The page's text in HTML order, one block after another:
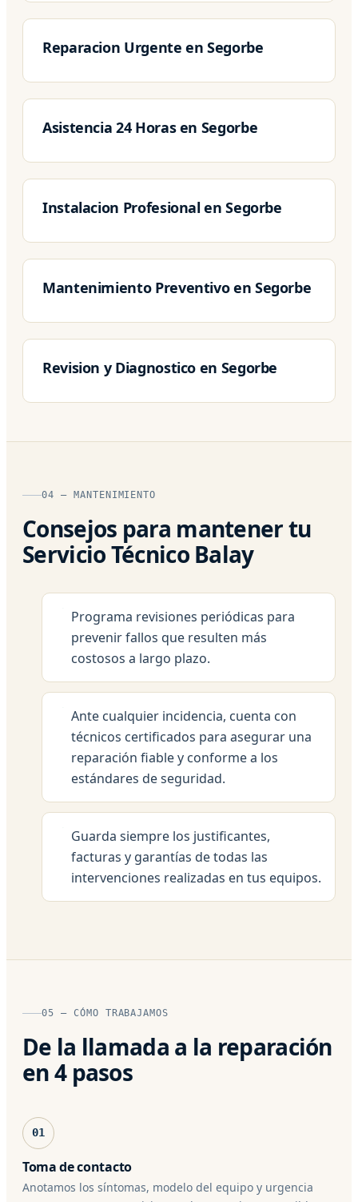
Reparacion Urgente en Segorbe
Asistencia 24 Horas en Segorbe
Instalacion Profesional en Segorbe
Mantenimiento Preventivo en Segorbe
Revision y Diagnostico en Segorbe
04 — MANTENIMIENTO
Consejos para mantener tu
Servicio Técnico Balay
Programa revisiones periódicas para
prevenir fallos que resulten más
costosos a largo plazo.
Ante cualquier incidencia, cuenta con
técnicos certificados para asegurar una
reparación fiable y conforme a los
estándares de seguridad.
Guarda siempre los justificantes,
facturas y garantías de todas las
intervenciones realizadas en tus equipos.
05 — CÓMO TRABAJAMOS
De la llamada a la reparación
en 4 pasos
01
Toma de contacto
Anotamos los síntomas, modelo del equipo y urgencia